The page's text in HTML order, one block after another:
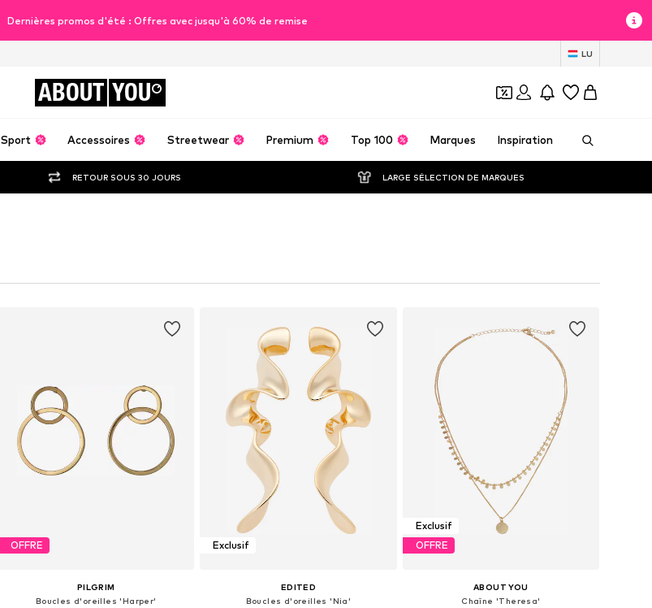
Dernières promos d'été : Offres avec jusqu'à 60% de remise
LU
ABOUT YOU
Sport Accessoires Streetwear Premium Top 100 Marques Inspiration
RETOUR SOUS 30 JOURS LARGE SÉLECTION DE MARQUES
OFFRE
PILGRIM
Boucles d'oreilles 'Harper'
Exclusif
EDITED
Boucles d'oreilles 'Nia'
Exclusif
OFFRE
ABOUT YOU
Chaîne 'Theresa'